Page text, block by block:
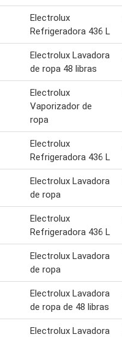
Electrolux
Refrigeradora 436 L
Electrolux Lavadora
de ropa 48 libras
Electrolux
Vaporizador de
ropa
Electrolux
Refrigeradora 436 L
Electrolux Lavadora
de ropa
Electrolux
Refrigeradora 436 L
Electrolux Lavadora
de ropa
Electrolux Lavadora
de ropa de 48 libras
Electrolux Lavadora